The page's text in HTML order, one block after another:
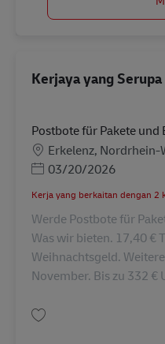
Kerjaya yang Serupa
Postbote für Pakete
LokasiErkelenz, Nordrhein-
Posted Date
03/20/2026
Kerja yang berkaitan dengan 2
Werde Postbote für
Was wir bieten. 17,40 €
Weihnachtsgeld.
November. Bis zu 332 €